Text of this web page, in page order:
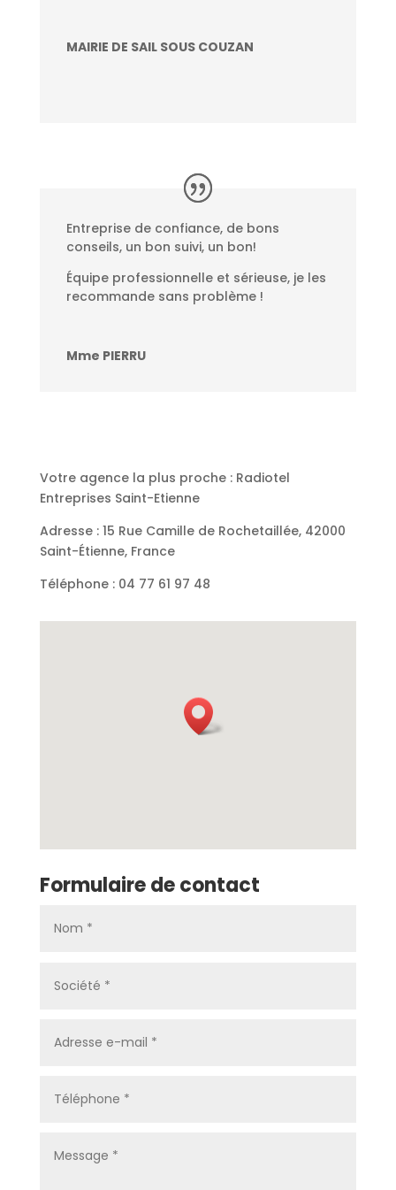
MAIRIE DE SAIL SOUS COUZAN
Entreprise de confiance, de bons
conseils, un bon suivi, un bon!
Équipe professionnelle et sérieuse, je les
recommande sans problème !
Mme PIERRU
Votre agence la plus proche : Radiotel
Entreprises Saint-Etienne
Adresse : 15 Rue Camille de Rochetaillée, 42000
Saint-Étienne, France
Téléphone : 04 77 61 97 48
Formulaire de contact